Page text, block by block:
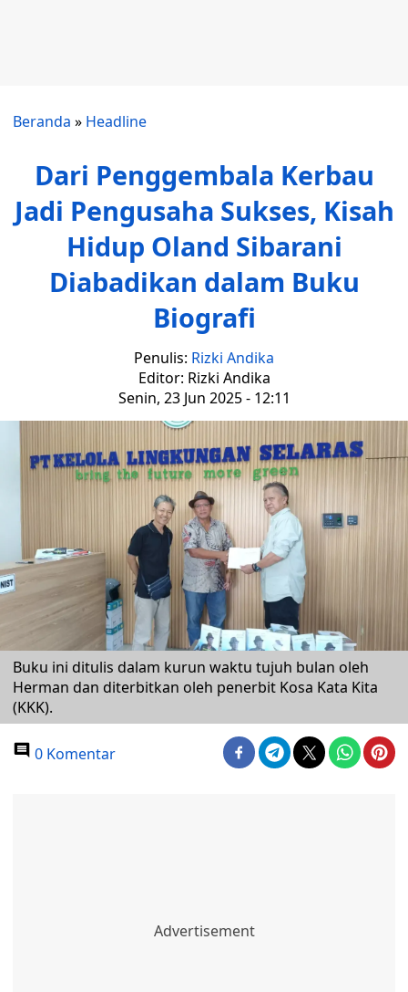
Beranda » Headline
Dari Penggembala Kerbau
Jadi Pengusaha Sukses, Kisah
Hidup Oland Sibarani
Diabadikan dalam Buku
Biografi
Penulis: Rizki Andika
Editor: Rizki Andika
Senin, 23 Jun 2025 - 12:11
Buku ini ditulis dalam kurun waktu tujuh bulan oleh
Herman dan diterbitkan oleh penerbit Kosa Kata Kita
(KKK).
0 Komentar